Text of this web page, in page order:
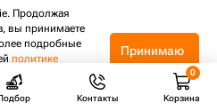
Контакты Корзина
Продолжая
вы принимаете
подробные
политике
.
Принимаю